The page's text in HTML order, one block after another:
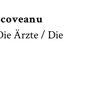
Ärzte / Die